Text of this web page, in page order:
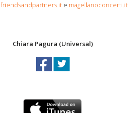
friendsandpartners.it e magellanoconcerti.it
Chiara Pagura (Universal)